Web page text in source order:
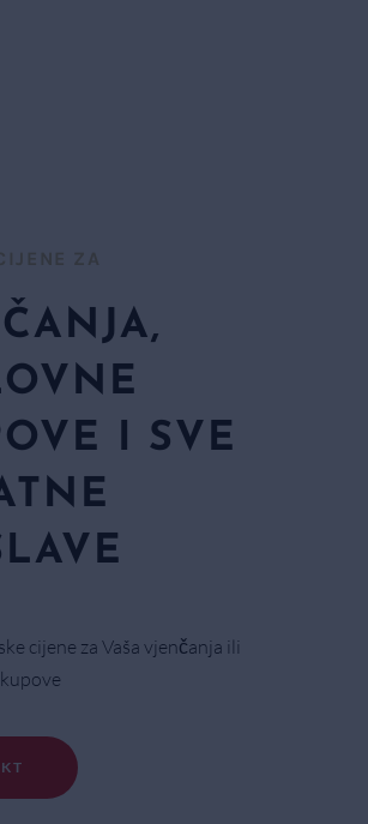
ZA​
I SVE
cijene za Vaša vjenčanja ili